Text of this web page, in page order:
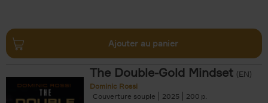
Ajouter au panier
The Double-Gold Mindset (EN)
Dominic Rossi
Couverture souple
2025 200